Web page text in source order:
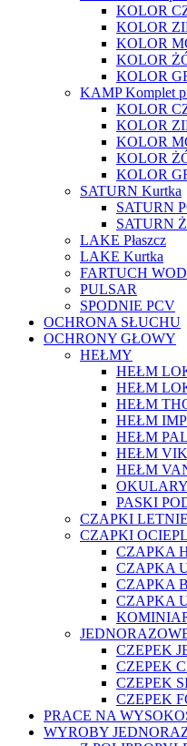
KOLOR
KOLOR
KOLOR
KOLOR
KOLOR
KAMP Komplet
KOLOR
KOLOR
KOLOR
KOLOR
KOLOR
SATURN Kurtka
SATURN
SATURN
LAKE Płaszcz
LAKE Kurtka
FARTUCH
PULSAR
SPODNIE PCV
OCHRONA SŁUCHU
OCHRONY GŁOWY
HEŁMY
HEŁM
HEŁM
HEŁM
HEŁM
HEŁM
HEŁM
HEŁM
PASKI
CZAPKI LETNIE
CZAPKI
CZAPKA
CZAPKA
CZAPKA
CZAPKA
CZEPEK
CZEPEK
CZEPEK
CZEPEK
PRACE NA
WYROBY